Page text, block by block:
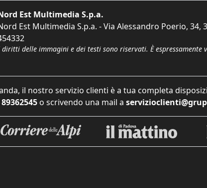
Est Multimedia S.p.a.
Est Multimedia S.p.a. - Via Alessandro Poerio, 34,
diritti delle immagini e dei testi sono riservati. È
il nostro servizio clienti è a tua completa
o scrivendo una mail a